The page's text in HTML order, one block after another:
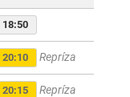
18:50
20:10 Repríza
20:15 Repríza